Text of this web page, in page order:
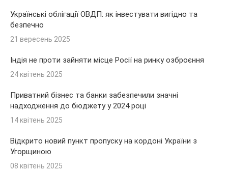
Українські облігації ОВДП: як інвестувати вигідно та
безпечно
21 вересень 2025
Індія не проти зайняти місце Росії на ринку озброєння
24 квітень 2025
Приватний бізнес та банки забезпечили значні
надходження до бюджету у 2024 році
14 квітень 2025
Відкрито новий пункт пропуску на кордоні України з
Угорщиною
08 квітень 2025